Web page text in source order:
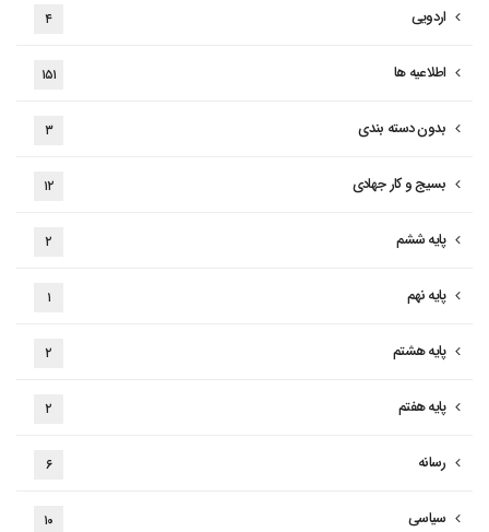
اردویی ۴
اطلاعیه ها ۱۵۱
بدون دسته بندی ۳
بسیج و کار جهادی ۱۲
پایه ششم ۲
پایه نهم ۱
پایه هشتم ۲
پایه هفتم ۲
رسانه ۶
سیاسی ۱۰